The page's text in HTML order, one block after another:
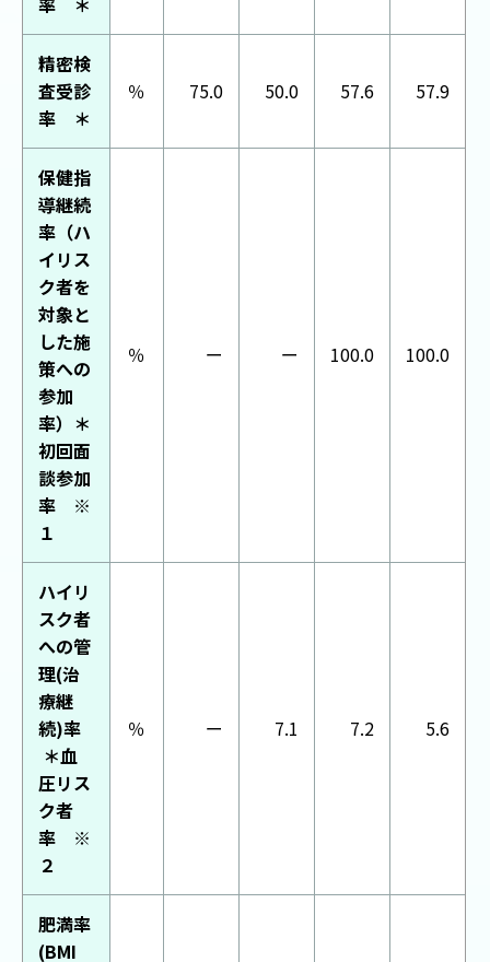
精密検
査受診
率 ＊
％ 75.0 50.0 57.6 57.9
保健指
導継続
率（ハ
イリス
ク者を
対象と
した施
策への
参加
率）＊
初回面
談参加
率 ※
１
％ ー ー 100.0 100.0
ハイリ
スク者
への管
理(治
療継
続)率
＊血
圧リス
ク者
率 ※
２
％ ー 7.1 7.2 5.6
肥満率
(BMI